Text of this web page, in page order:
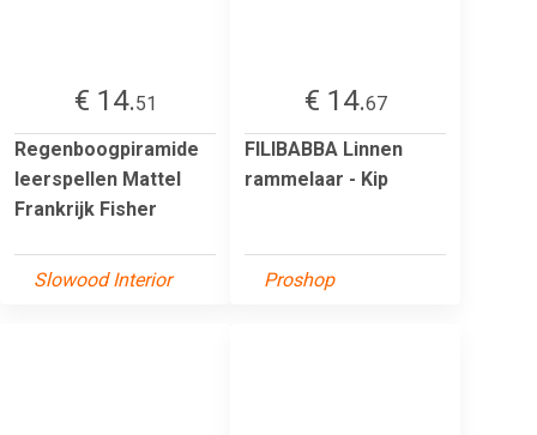
€ 14.51
Regenboogpiramide
leerspellen Mattel
Frankrijk Fisher
Slowood Interior
€ 14.67
FILIBABBA Linnen
rammelaar - Kip
Proshop